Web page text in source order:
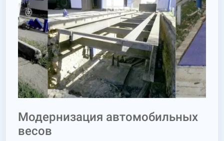
Модернизация автомобильных
весов